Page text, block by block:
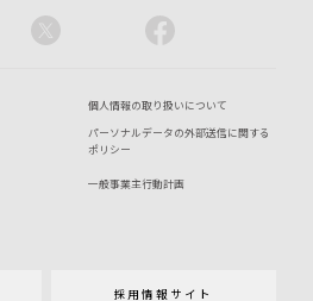
採用情報サイト
個人情報の取り扱いについて
パーソナルデータの外部送信に関する
ポリシー
一般事業主行動計画